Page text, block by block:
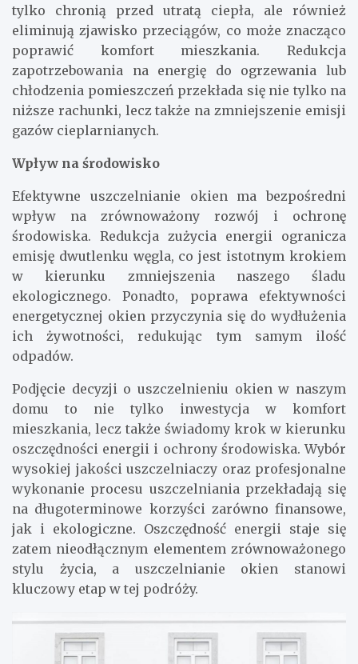
tylko chronią przed utratą ciepła, ale również
eliminują zjawisko przeciągów, co może znacząco
poprawić komfort mieszkania. Redukcja
zapotrzebowania na energię do ogrzewania lub
chłodzenia pomieszczeń przekłada się nie tylko na
niższe rachunki, lecz także na zmniejszenie emisji
gazów cieplarnianych.
Wpływ na środowisko
Efektywne uszczelnianie okien ma bezpośredni
wpływ na zrównoważony rozwój i ochronę
środowiska. Redukcja zużycia energii ogranicza
emisję dwutlenku węgla, co jest istotnym krokiem
w kierunku zmniejszenia naszego śladu
ekologicznego. Ponadto, poprawa efektywności
energetycznej okien przyczynia się do wydłużenia
ich żywotności, redukując tym samym ilość
odpadów.
Podjęcie decyzji o uszczelnieniu okien w naszym
domu to nie tylko inwestycja w komfort
mieszkania, lecz także świadomy krok w kierunku
oszczędności energii i ochrony środowiska. Wybór
wysokiej jakości uszczelniaczy oraz profesjonalne
wykonanie procesu uszczelniania przekładają się
na długoterminowe korzyści zarówno finansowe,
jak i ekologiczne. Oszczędność energii staje się
zatem nieodłącznym elementem zrównoważonego
stylu życia, a uszczelnianie okien stanowi
kluczowy etap w tej podróży.